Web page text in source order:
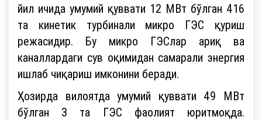
йил ичида умумий қуввати 12 МВт бўлган 416
та кинетик турбинали микро ГЭС қуриш
режасидир. Бу микро ГЭСлар ариқ ва
каналлардаги сув оқимидан самарали энергия
ишлаб чиқариш имконини беради.
Ҳозирда вилоятда умумий қуввати 49 МВт
бўлган 3 та ГЭС фаолият юритмоқда.